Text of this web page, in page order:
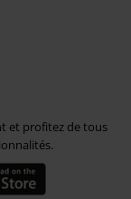
et profitez de tous